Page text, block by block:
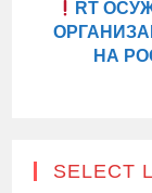
RT
НА
SELECT